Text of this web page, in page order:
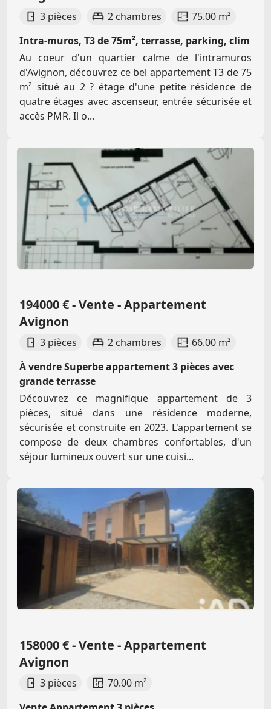
3 pièces 2 chambres
75.00 m²
Intra-muros, T3 de 75m², terrasse, parking, clim
Au coeur d'un quartier calme de l'intramuros
d'Avignon, découvrez ce bel appartement T3 de 75
m² situé au 2 ? étage d'une petite résidence de
quatre étages avec ascenseur, entrée sécurisée et
accès PMR. Il o...
194000 € - Vente - Appartement
Avignon
3 pièces 2 chambres
66.00 m²
À vendre Superbe appartement 3 pièces avec
grande terrasse
Découvrez ce magnifique appartement de 3
pièces, situé dans une résidence moderne,
sécurisée et construite en 2023. L'appartement se
compose de deux chambres confortables, d'un
séjour lumineux ouvert sur une cuisi...
158000 € - Vente - Appartement
Avignon
3 pièces
70.00 m²